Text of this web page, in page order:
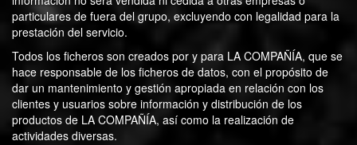
particulares de fuera del grupo, excluyendo con legalidad para la
prestación del servicio.
Todos los ficheros son creados por y para LA COMPAÑÍA, que se
hace responsable de los ficheros de datos, con el propósito de
dar un mantenimiento y gestión apropiada en relación con los
clientes y usuarios sobre información y distribución de los
productos de LA COMPAÑÍA, así como la realización de
actividades diversas.